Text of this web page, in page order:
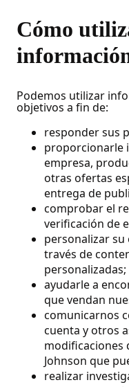
Cómo
Podemos utilizar
objetivos a fin de:
responder sus
proporcionarle
empresa,
otras ofertas
entrega de
comprobar el
verificación de
personalizar su
través de
personalizadas;
ayudarle a
que vendan
comunicarnos
cuenta y otros
modificaciones
Johnson que
realizar